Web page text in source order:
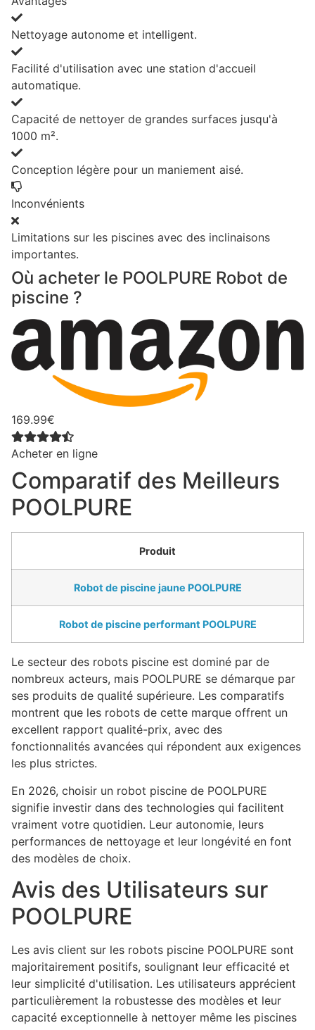
Nettoyage autonome et intelligent.
Facilité d'utilisation avec une station d'accueil
automatique.
Capacité de nettoyer de grandes surfaces jusqu'à
1000 m².
Conception légère pour un maniement aisé.
Inconvénients
Limitations sur les piscines avec des inclinaisons
importantes.
Où acheter le POOLPURE Robot de
piscine ?
169.99€
Acheter en ligne
Comparatif des Meilleurs
POOLPURE
Produit
Robot de piscine jaune POOLPURE
Robot de piscine performant POOLPURE
Le secteur des robots piscine est dominé par de
nombreux acteurs, mais POOLPURE se démarque par
ses produits de qualité supérieure. Les comparatifs
montrent que les robots de cette marque offrent un
excellent rapport qualité-prix, avec des
fonctionnalités avancées qui répondent aux exigences
les plus strictes.
En 2026, choisir un robot piscine de POOLPURE
signifie investir dans des technologies qui facilitent
vraiment votre quotidien. Leur autonomie, leurs
performances de nettoyage et leur longévité en font
des modèles de choix.
Avis des Utilisateurs sur
POOLPURE
Les avis client sur les robots piscine POOLPURE sont
majoritairement positifs, soulignant leur efficacité et
leur simplicité d'utilisation. Les utilisateurs apprécient
particulièrement la robustesse des modèles et leur
capacité exceptionnelle à nettoyer même les piscines